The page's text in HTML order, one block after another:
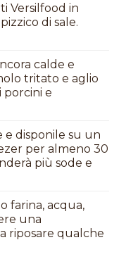
Versilfood in
di sale.
calde e
tritato e aglio
porcini e
disponile su un
per almeno 30
più sode e
farina, acqua,
una
riposare qualche